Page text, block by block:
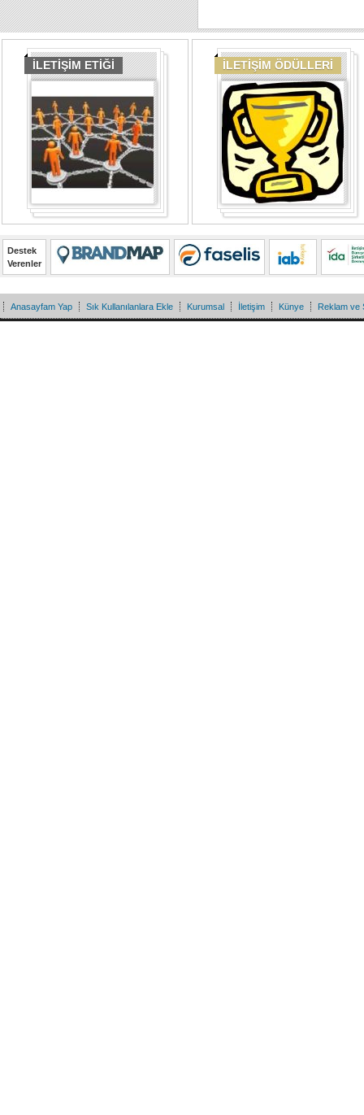
İLETİŞİM ETİĞİ İLETİŞİM ÖDÜLLERİ
Destek
Verenler
Anasayfam Yap Sık Kullanılanlara Ekle Kurumsal İletişim Künye Reklam ve